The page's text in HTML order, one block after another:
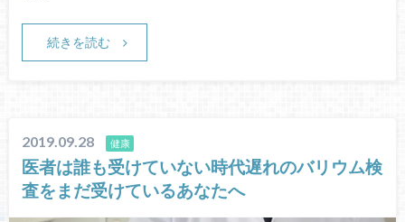
続きを読む
2019.09.28 健康
医者は誰も受けていない時代遅れのバリウム検
査をまだ受けているあなたへ